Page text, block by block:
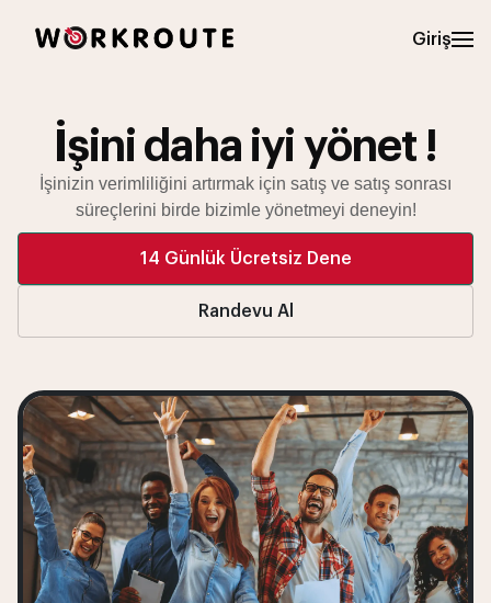
Giriş
İşini daha iyi yönet !
İşinizin verimliliğini artırmak için satış ve satış sonrası
süreçlerini birde bizimle yönetmeyi deneyin!
14 Günlük Ücretsiz Dene
Randevu Al